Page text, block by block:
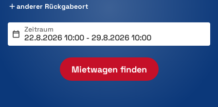
anderer Rückgabeort
Zeitraum
Mietwagen finden